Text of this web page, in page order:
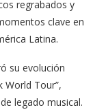
regrabados y
clave en
Latina.
su evolución
World Tour”,
legado musical.